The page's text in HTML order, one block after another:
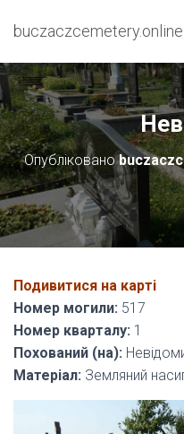
buczaczcemetery.online
Опубліковано
Подивитися на карті
Номер могили: 517
Номер кварталу: 1
Похований (на):
Матеріал: Земляний